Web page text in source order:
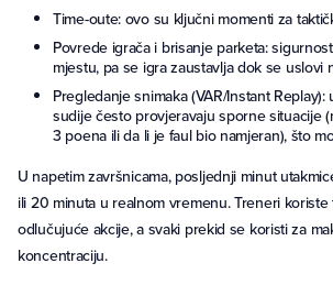
Time-oute: ovo su ključni momenti za
Povrede igrača i brisanje parketa:
mjestu, pa se igra zaustavlja dok se uslovi
Pregledanje snimaka (VAR/Instant
sudije često provjeravaju sporne situacije
3 poena ili da li je faul bio namjeran), što
U napetim završnicama, posljednji minut
ili 20 minuta u realnom vremenu. Treneri
odlučujuće akcije, a svaki prekid se koristi za
koncentraciju.